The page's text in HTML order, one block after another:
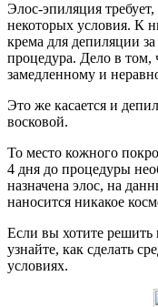
Элос-эпиляция
некоторых условия. К
крема для депиляции
процедура. Дело в том,
замедленному и
Это же касается и
восковой.
То место кожного
4 дня до процедуры
назначена элос, на
наносится никакое
Если вы хотите решить
узнайте, как сделать
условиях.